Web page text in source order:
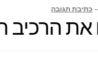
כתיבת תגובה
את הרכיב